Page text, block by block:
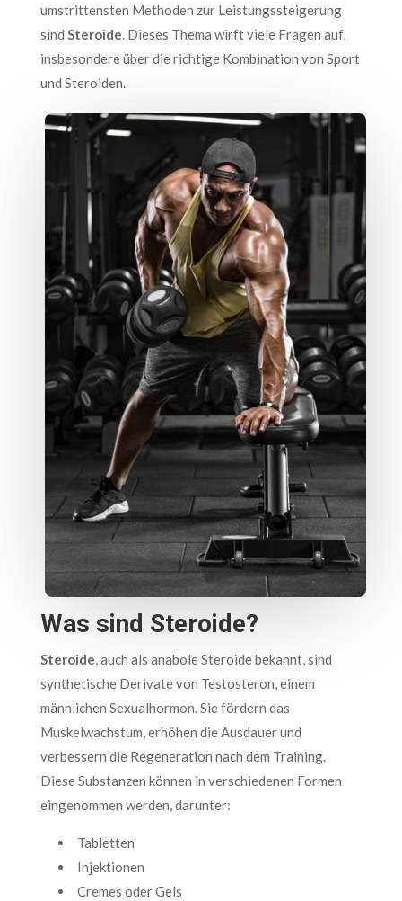
umstrittensten Methoden zur Leistungssteigerung
sind Steroide. Dieses Thema wirft viele Fragen auf,
insbesondere über die richtige Kombination von Sport
und Steroiden.
Was sind Steroide?
Steroide, auch als anabole Steroide bekannt, sind
synthetische Derivate von Testosteron, einem
männlichen Sexualhormon. Sie fördern das
Muskelwachstum, erhöhen die Ausdauer und
verbessern die Regeneration nach dem Training.
Diese Substanzen können in verschiedenen Formen
eingenommen werden, darunter:
Tabletten
Injektionen
Cremes oder Gels